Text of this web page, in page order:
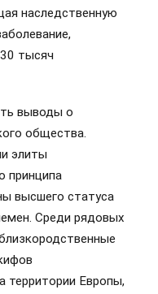
наследственную
тысяч
выводы о
общества.
элиты
принципа
высшего статуса
Среди рядовых
территории Европы,